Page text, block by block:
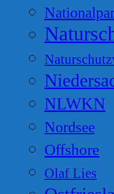
NLWKN
Nordsee
Offshore
Olaf Lies